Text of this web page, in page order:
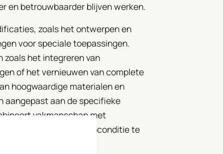
en betrouwbaarder blijven werken.
zoals het ontwerpen en
voor speciale toepassingen.
het integreren van
of het vernieuwen van complete
hoogwaardige materialen en
aangepast aan de specifieke
vakmanschap met
systemen weer in topconditie te